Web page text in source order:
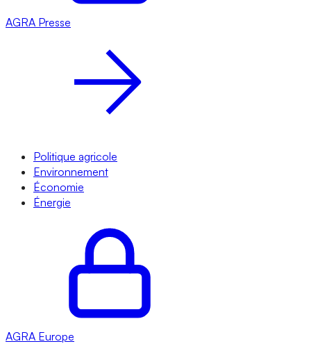
AGRA Presse
Politique agricole
Environnement
Économie
Énergie
AGRA Europe